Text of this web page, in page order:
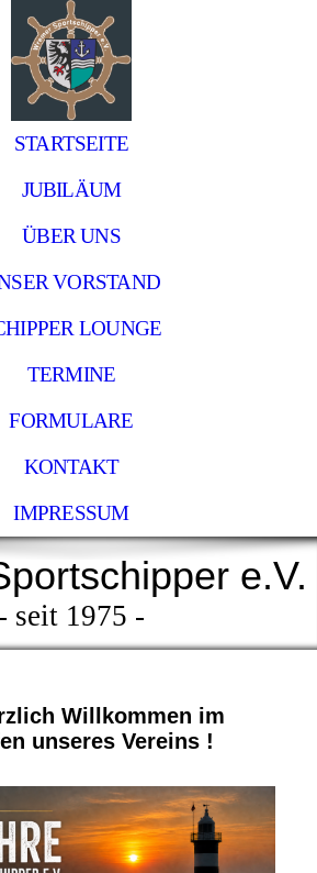
STARTSEITE
JUBILÄUM
ÜBER UNS
VORSTAND
LOUNGE
TERMINE
FORMULARE
KONTAKT
IMPRESSUM
e.V.
- seit 1975 -
Willkommen im
unseres Vereins !